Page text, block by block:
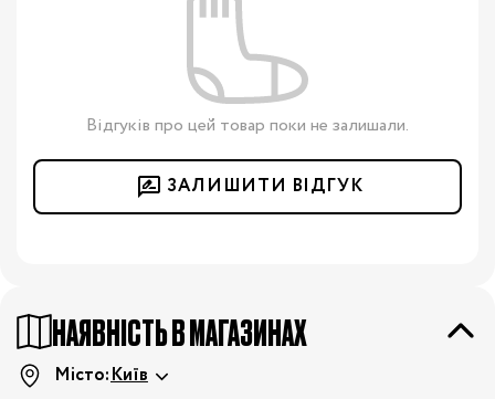
Відгуків про цей товар поки не залишали.
ЗАЛИШИТИ ВІДГУК
НАЯВНІСТЬ В МАГАЗИНАХ
Місто:Київ